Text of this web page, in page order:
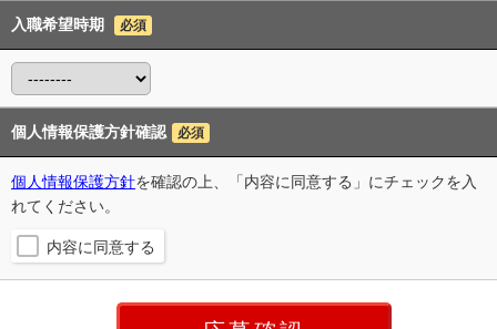
入職希望時期 必須
個人情報保護方針確認 必須
個人情報保護方針を確認の上、「内容に同意する」にチェックを入
れてください。
内容に同意する